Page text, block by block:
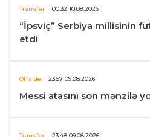
Transfer 00:32 10.08.2026
“İpsviç” Serbiya millisinin
etdi
Offside 23:57 09.08.2026
Messi atasını son mənzilə